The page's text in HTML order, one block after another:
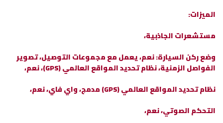
الميزات:
مستشعرات الجاذبية،
وضع ركن السيارة: نعم، يعمل مع مجموعات التوصيل، تصوير
الفواصل الزمنية، نظام تحديد المواقع العالمي (GPS)، نعم،
نظام تحديد المواقع العالمي (GPS) مدمج، واي فاي، نعم،
التحكم الصوتي، نعم،